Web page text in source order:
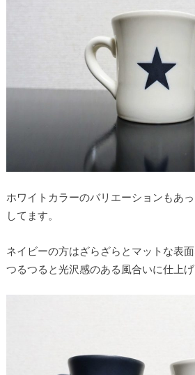
ホワイトカラーのバリエーションもあ
してます。
ネイビーの方はざらざらとマットな表
つるつると光沢感のある風合いに仕上げ